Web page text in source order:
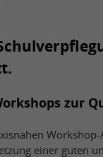
zur
einer guten